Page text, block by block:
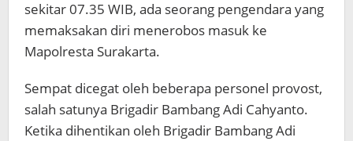
sekitar 07.35 WIB, ada seorang pengendara yang
memaksakan diri menerobos masuk ke
Mapolresta Surakarta.
Sempat dicegat oleh beberapa personel provost,
salah satunya Brigadir Bambang Adi Cahyanto.
Ketika dihentikan oleh Brigadir Bambang Adi